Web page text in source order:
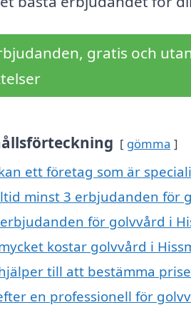
gratis och
gömma
ett företag som är
minst 3 erbjudanden för
erbjudanden för golvvård i
kostar golvvård i
till att bestämma
en professionell för